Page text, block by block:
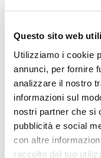
Questo sito web
Utilizziamo i cookie
annunci, per fornire
analizzare il nostro
informazioni sul
nostri partner che si
pubblicità e social
con altre
raccolto dal tuo
bicomponente
speciale
CONSEGNA IN